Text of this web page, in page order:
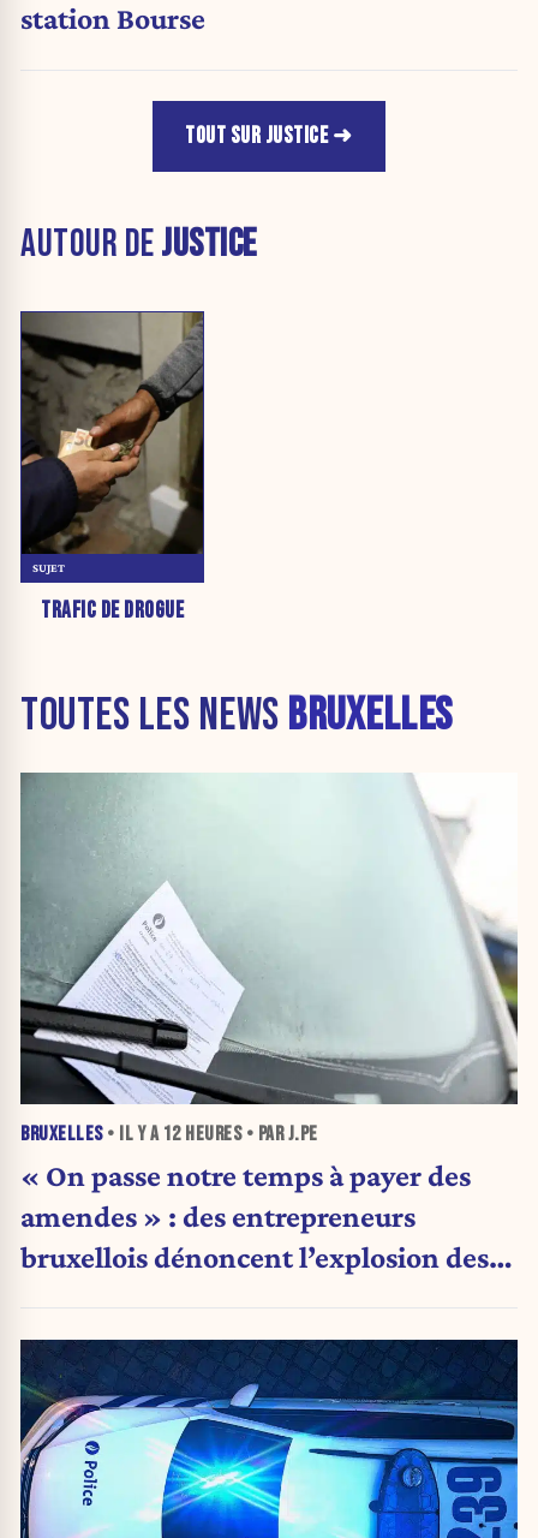
station Bourse
TOUT SUR JUSTICE
AUTOUR DEJUSTICE
TRAFIC DE DROGUE
SUJET
TOUTES LES NEWS BRUXELLES
BRUXELLES• IL Y A 12 HEURES• PAR J.PE
« On passe notre temps à payer des
amendes » : des entrepreneurs
bruxellois dénoncent l’explosion des